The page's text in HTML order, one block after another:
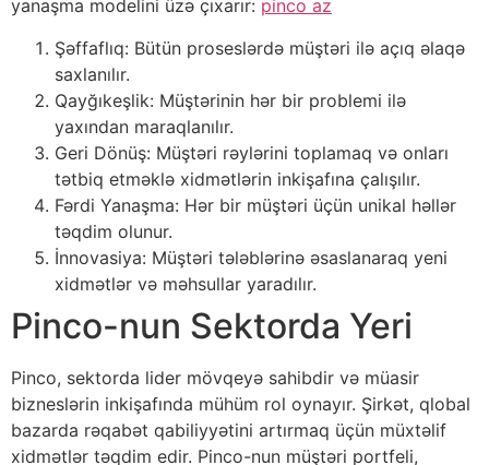
yanaşma modelini üzə çıxarır: pinco az
Şəffaflıq: Bütün proseslərdə müştəri ilə açıq əlaqə
saxlanılır.
Qayğıkeşlik: Müştərinin hər bir problemi ilə
yaxından maraqlanılır.
Geri Dönüş: Müştəri rəylərini toplamaq və onları
tətbiq etməklə xidmətlərin inkişafına çalışılır.
Fərdi Yanaşma: Hər bir müştəri üçün unikal həllər
təqdim olunur.
İnnovasiya: Müştəri tələblərinə əsaslanaraq yeni
xidmətlər və məhsullar yaradılır.
Pinco-nun Sektorda Yeri
Pinco, sektorda lider mövqeyə sahibdir və müasir
bizneslərin inkişafında mühüm rol oynayır. Şirkət, qlobal
bazarda rəqabət qabiliyyətini artırmaq üçün müxtəlif
xidmətlər təqdim edir. Pinco-nun müştəri portfeli,